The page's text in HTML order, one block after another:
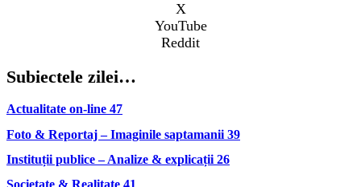
X
YouTube
Reddit
Subiectele zilei…
Actualitate on-line 47
Foto & Reportaj – Imaginile saptamanii 39
Instituții publice – Analize & explicații 26